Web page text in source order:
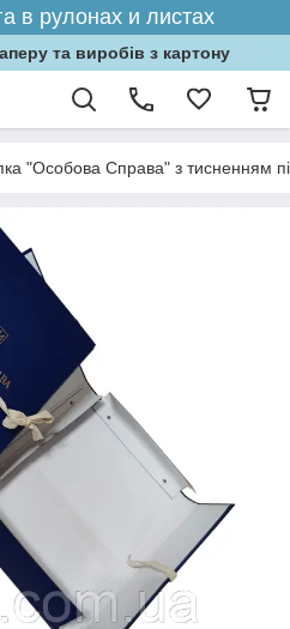
в рулонах и листах
та виробів з картону
"Особова Справа" з тисненням